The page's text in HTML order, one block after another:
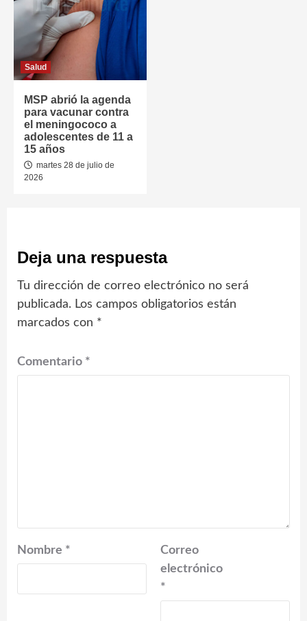
Salud
MSP abrió la agenda
para vacunar contra
el meningococo a
adolescentes de 11 a
15 años
martes 28 de julio de
2026
Deja una respuesta
Tu dirección de correo electrónico no será
publicada. Los campos obligatorios están
marcados con *
Comentario *
Nombre *
Correo
electrónico
*